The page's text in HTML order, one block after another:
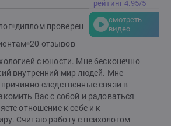
рейтинг 4.95/5
смотреть
видео
диплом проверен
20 отзывов
с юности. Мне бесконечно
внутренний мир людей. Мне
следственные связи в
Вас с собой и радоваться
отношение к себе и к
Считаю работу с психологом